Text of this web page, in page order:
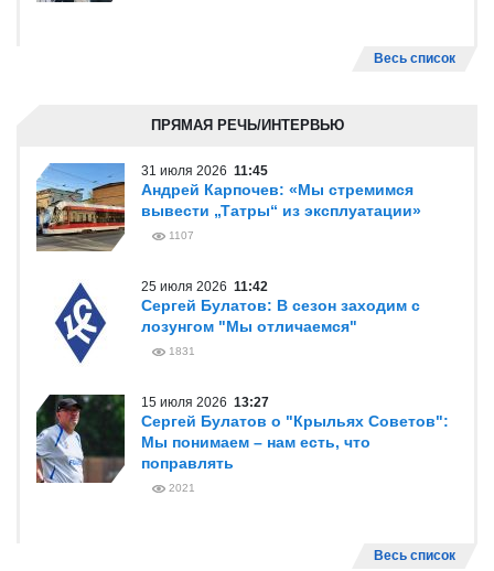
Весь список
ПРЯМАЯ РЕЧЬ/ИНТЕРВЬЮ
31 июля 2026 11:45
Андрей Карпочев: «Мы стремимся
вывести „Татры“ из эксплуатации»
1107
25 июля 2026 11:42
Сергей Булатов: В сезон заходим с
лозунгом "Мы отличаемся"
1831
15 июля 2026 13:27
Сергей Булатов о "Крыльях Советов":
Мы понимаем – нам есть, что
поправлять
2021
Весь список